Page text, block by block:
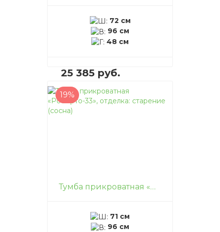
72 см
96 см
48 см
25 385 руб.
– + В корзину
19%
Тумба прикроватная «Роберто-33», отделка: старение (сосна)
71 см
96 см